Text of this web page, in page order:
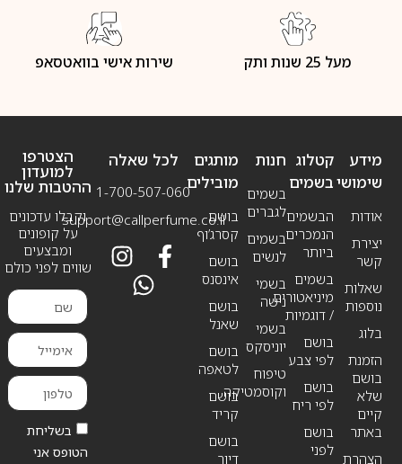
מעל 25 שנות ותק שירות אישי בוואטסאפ
מידע
שימושי
אודות
יצירת
קשר
שאלות
נוספות
בלוג
הזמנת
בושם
שלא
קיים
באתר
הצהרת
חנות
בשמים
לגברים
בשמים
לנשים
בשמי
נישה
בשמי
יוניסקס
טיפוח
וקוסמטיקה
קטלוג
בשמים
הבשמים
הנמכרים
ביותר
בשמים
מיניאטורים
/ דוגמיות
בושם
לפי צבע
בושם
לפי ריח
בושם
לפני
מותגים
מובילים
בושם
קסרג’וף
בושם
אינסנס
בושם
שאנל
בושם
לטאפה
בושם
קריד
בושם
דיור
לכל שאלה
1-700-507-060
support@callperfume.co.il
הצטרפו
למועדון
ההטבות שלנו
וקבלו עדכונים
על קופונים
ומבצעים
שווים לפני כולם
בשליחת
הטופס אני